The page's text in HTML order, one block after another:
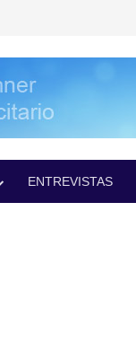
ENTREVISTAS